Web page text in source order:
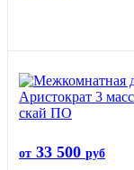
от 33 500 руб